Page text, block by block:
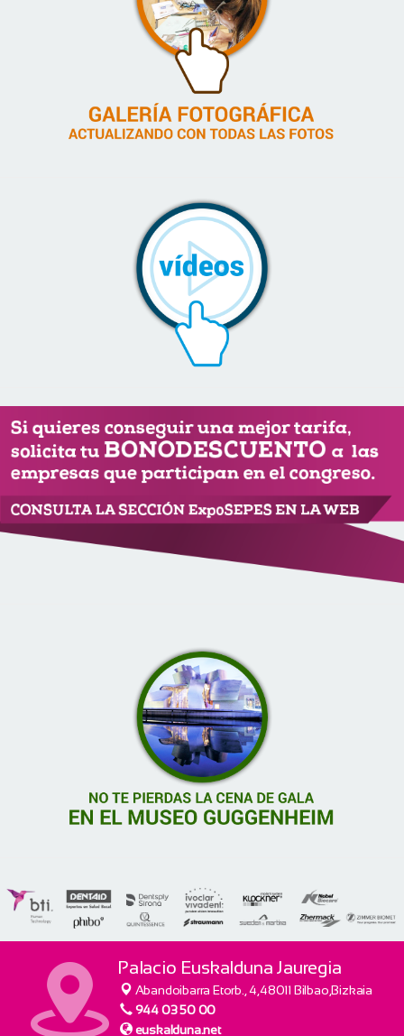
Palacio Euskalduna Jauregia
Abandoibarra Etorb., 4,48011 Bilbao,Bizkaia
944 03 50 00
euskalduna.net